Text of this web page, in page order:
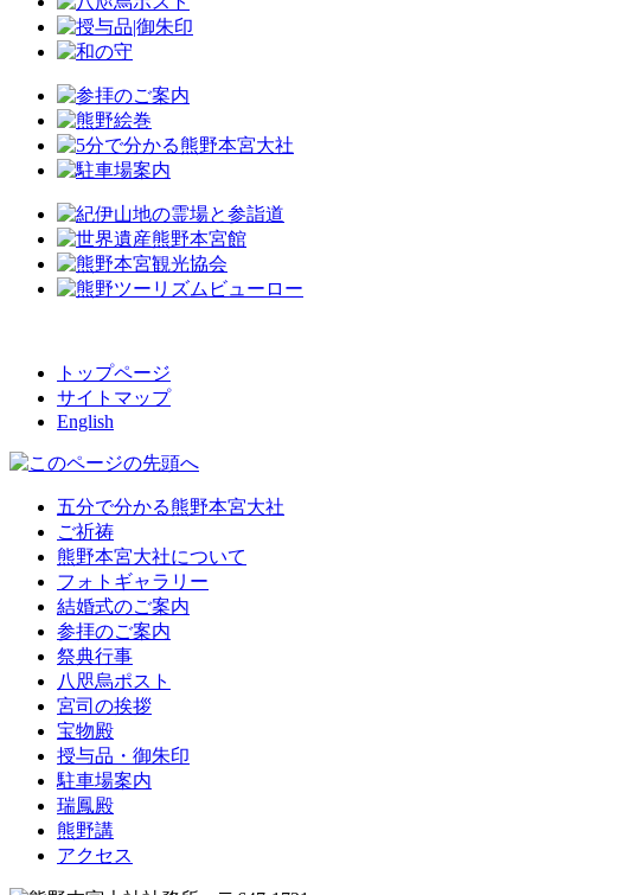
トップページ
サイトマップ
English
五分で分かる熊野本宮大社
ご祈祷
熊野本宮大社について
フォトギャラリー
結婚式のご案内
参拝のご案内
祭典行事
八咫烏ポスト
宮司の挨拶
宝物殿
授与品・御朱印
駐車場案内
瑞鳳殿
熊野講
アクセス